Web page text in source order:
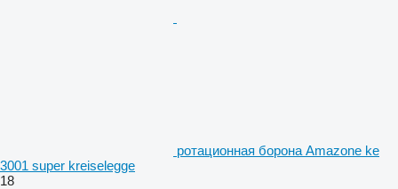
ротационная борона Amazone ke
3001 super kreiselegge
18